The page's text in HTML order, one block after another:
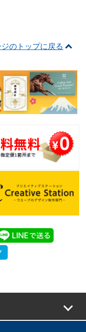
のトップに戻る